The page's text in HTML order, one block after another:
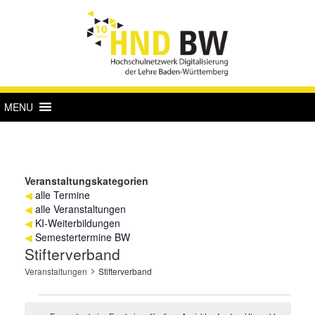
MENU
Veranstaltungskategorien
◀ alle Termine
◀ alle Veranstaltungen
◀ KI-Weiterbildungen
◀ Semestertermine BW
Stifterverband
Veranstaltungen Stifterverband
Veranstaltungen